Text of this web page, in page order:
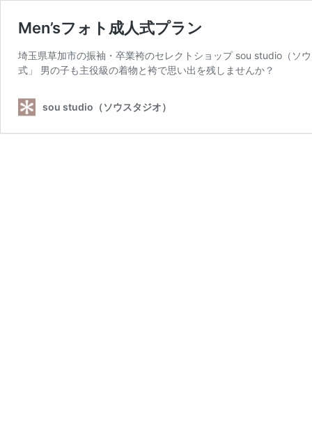
Men’sフォト成人式プラン
埼玉県草加市の振袖・卒業袴のセレクトショップ sou studio（ソ
式」 男の子も主役級の着物と袴で思い出を残しませんか？
sou studio（ソウスタジオ）